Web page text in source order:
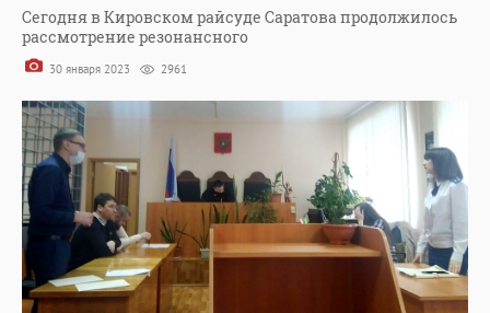
Сегодня в Кировском райсуде Саратова продолжилось
рассмотрение резонансного
30 января 2023 2961